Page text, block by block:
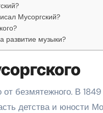
Мусоргский?
развитие музыки?
безмятежного. В
детства и юности